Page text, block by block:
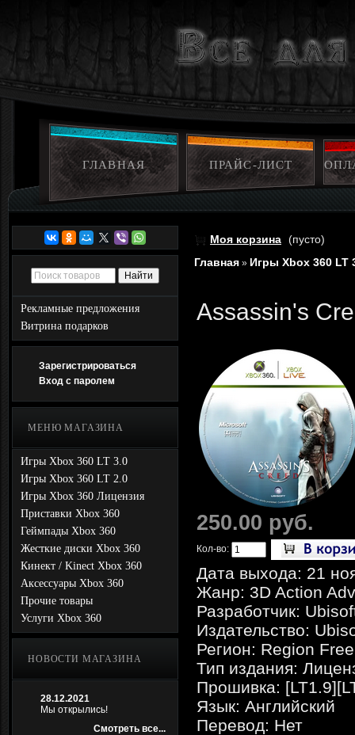
ГЛАВНАЯ ПРАЙС-ЛИСТ
Рекламные предложения
Витрина подарков
Зарегистрироваться
Вход с паролем
МЕНЮ МАГАЗИНА
Игры Xbox 360 LT 3.0
Игры Xbox 360 LT 2.0
Игры Xbox 360 Лицензия
Приставки Xbox 360
Геймпады Xbox 360
Жесткие диски Xbox 360
Кинект / Kinect Xbox 360
Аксессуары Xbox 360
Прочие товары
Услуги Xbox 360
НОВОСТИ МАГАЗИНА
28.12.2021
Мы открылись!
Смотреть все...
Моя корзина (пусто)
Главная » Игры Xbox 360 LT
Assassin's
250.00 руб.
Кол-во:
Дата выхода: 21
Жанр: 3D Action
Разработчик:
Издательство:
Регион: Region Free
Тип издания:
Прошивка:
Язык: Английский
Перевод: Нет